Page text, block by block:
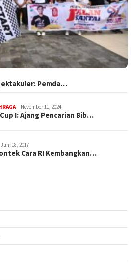
Pemda…
November 11, 2024
I: Ajang Pencarian Bib…
Juni 18, 2017
Cara RI Kembangkan…